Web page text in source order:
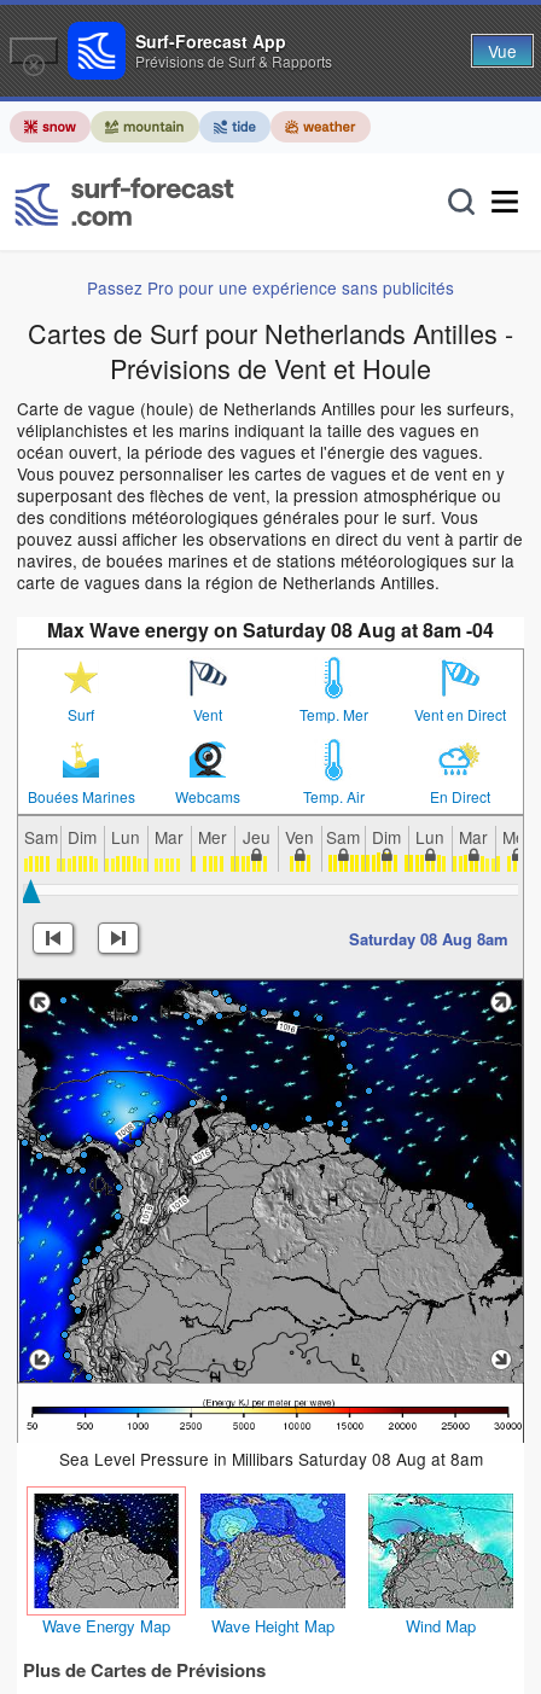
Passez Pro pour une expérience sans publicités
Cartes de Surf pour Netherlands Antilles -
Prévisions de Vent et Houle
Carte de vague (houle) de Netherlands Antilles pour les surfeurs,
véliplanchistes et les marins indiquant la taille des vagues en
océan ouvert, la période des vagues et l'énergie des vagues.
Vous pouvez personnaliser les cartes de vagues et de vent en y
superposant des flèches de vent, la pression atmosphérique ou
des conditions météorologiques générales pour le surf. Vous
pouvez aussi afficher les observations en direct du vent à partir de
navires, de bouées marines et de stations météorologiques sur la
carte de vagues dans la région de Netherlands Antilles.
Max Wave energy on Saturday 08 Aug at 8am -04
Surf Vent Temp. Mer Vent en Direct
Bouées Marines Webcams Temp. Air En Direct
Sam Dim Lun Mar Mer Jeu Ven Sam Dim Lun Mar Mer
Saturday 08 Aug 8am
Sea Level Pressure in Millibars Saturday 08 Aug at 8am
Wave Energy Map Wave Height Map Wind Map
Plus de Cartes de Prévisions
Surf-Forecast App
Prévisions de Surf & Rapports Vue